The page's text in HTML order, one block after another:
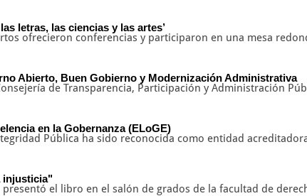
letras, las ciencias y las artes’
ofrecieron conferencias y participaron en una mesa
Abierto, Buen Gobierno y Modernización Administrativa
de Transparencia, Participación y Administración
en la Gobernanza (ELoGE)
Pública ha sido reconocida como entidad
injusticia"
el libro en el salón de grados de la facultad de